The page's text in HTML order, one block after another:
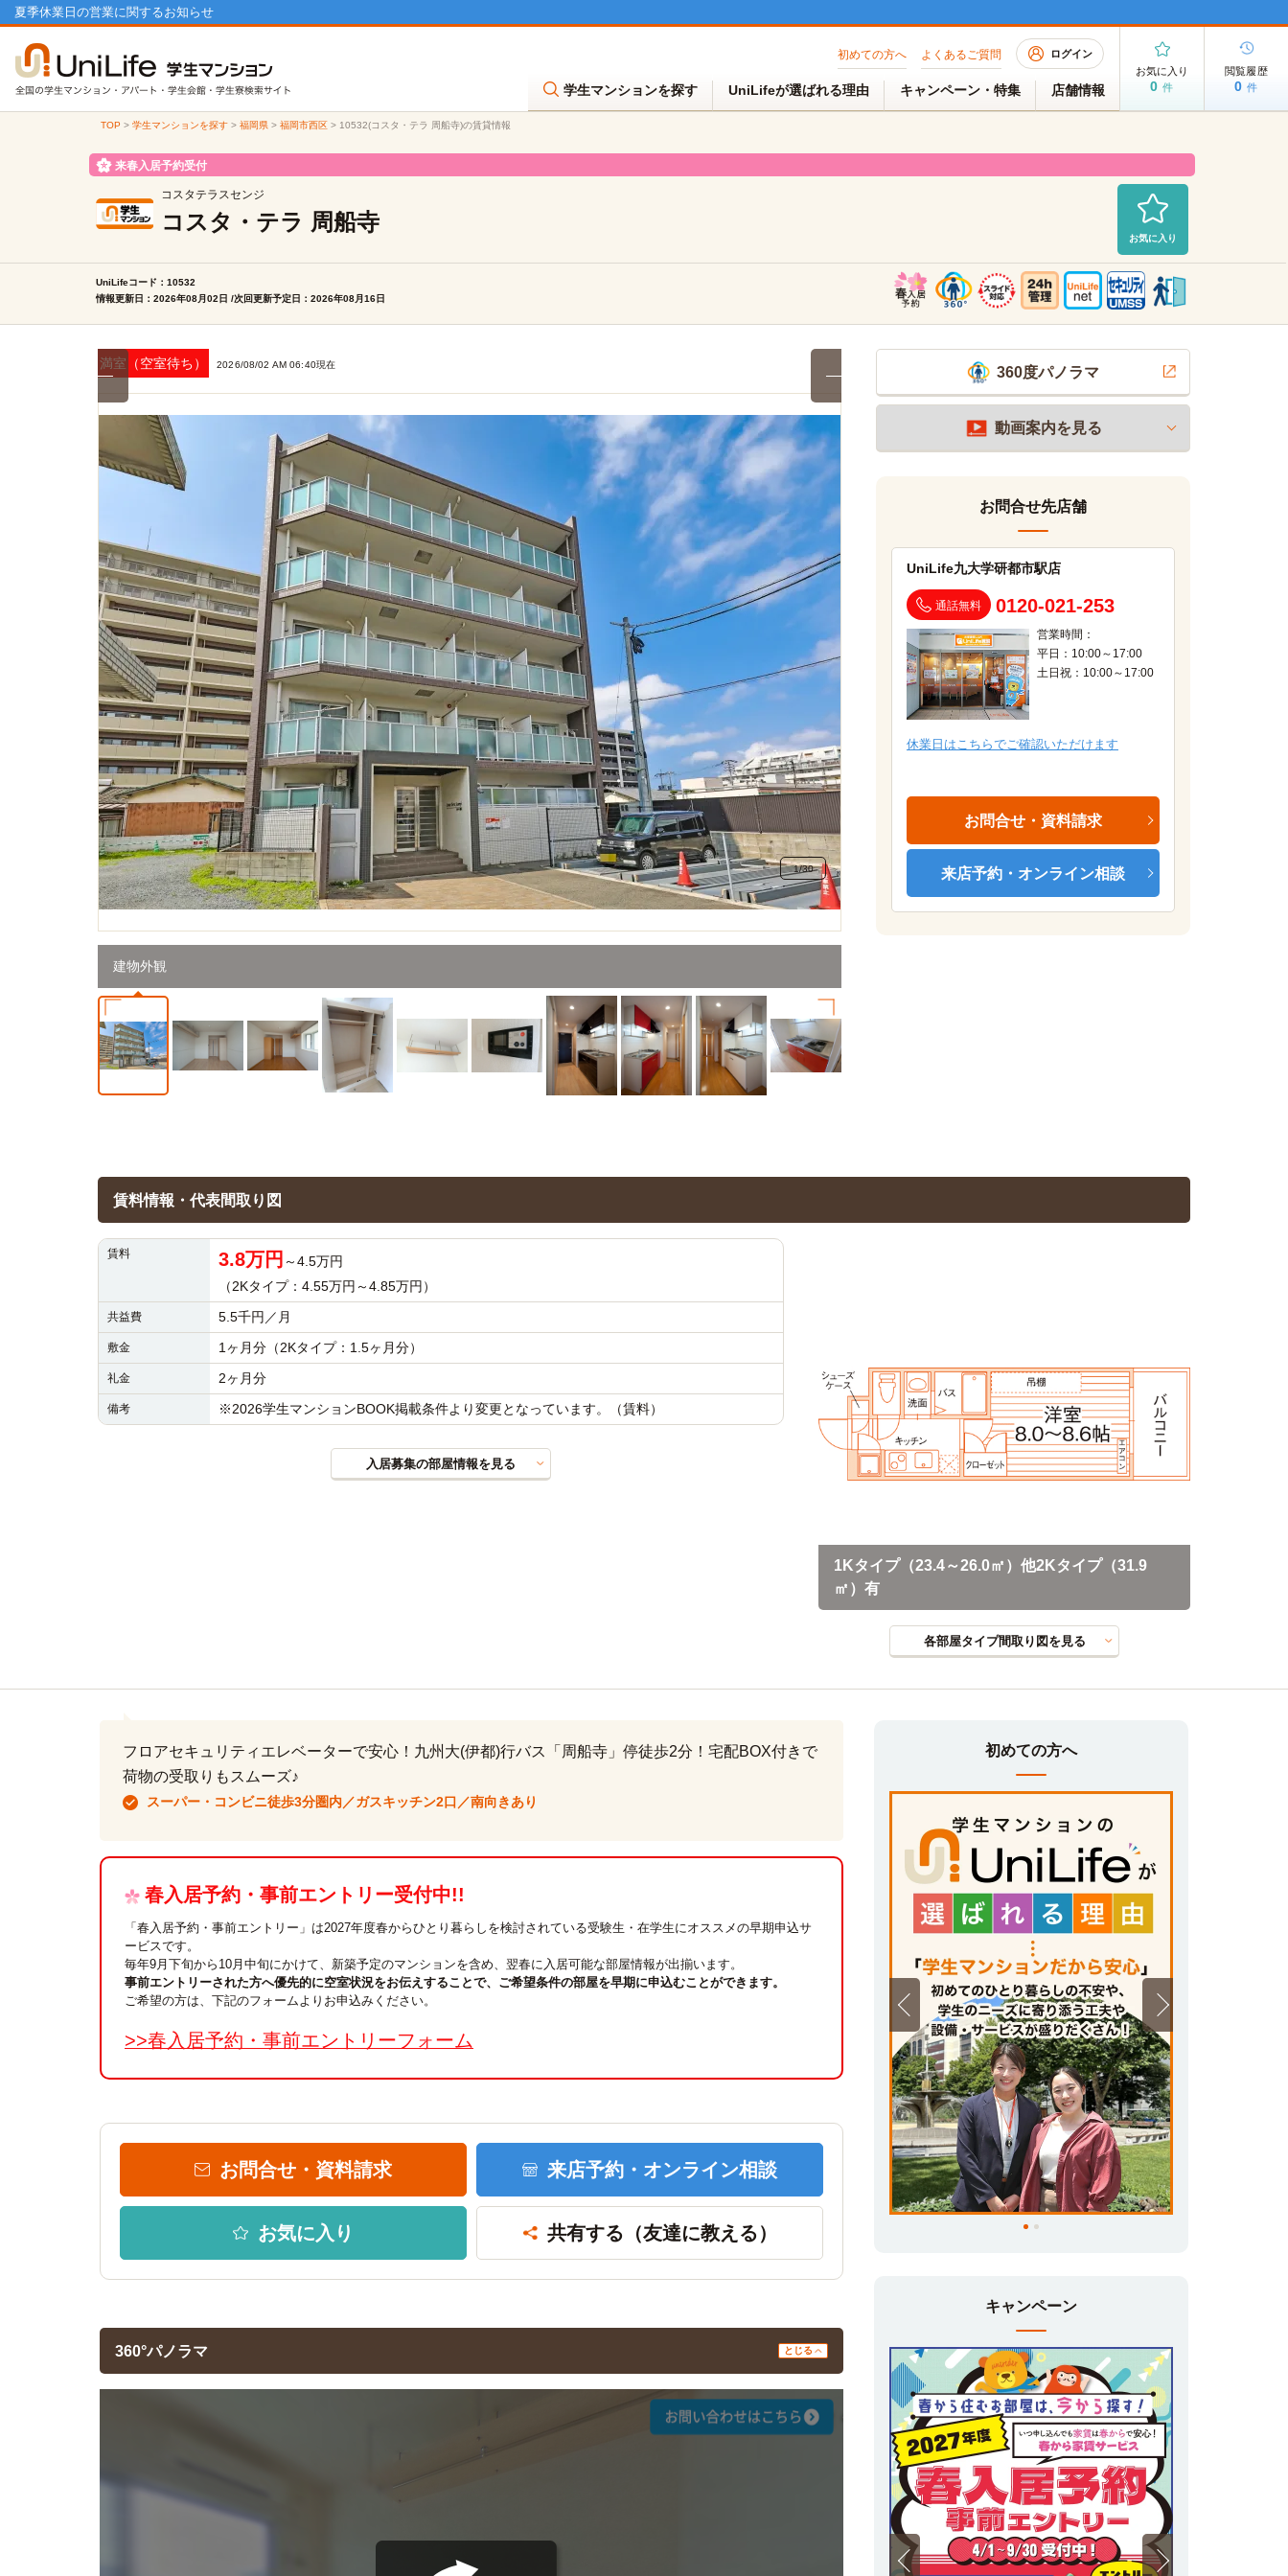
夏季休業日の営業に関するお知らせ
初めての方へ よくあるご質問 ログイン
学生マンションを探す UniLifeが選ばれる理由 キャンペーン・特集 店舗情報
お気に入り
0 件
閲覧履歴
0 件
TOP > 学生マンションを探す> 福岡県> 福岡市西区> 10532(コスタ・テラ 周船寺)の賃貸情報
来春入居予約受付
コスタテラスセンジ
コスタ・テラ 周船寺
お気に入り
UniLifeコード：10532
情報更新日：2026年08月02日 /次回更新予定日：2026年08月16日
満室（空室待ち） 2026/08/02 AM 06:40現在
建物外観
2026/08/02 AM 06:40現在
1/30
360度パノラマ
動画案内を見る
お問合せ先店舗
UniLife九大学研都市駅店
通話無料 0120-021-253
営業時間：
平日：10:00～17:00
土日祝：10:00～17:00
休業日はこちらでご確認いただけます
お問合せ・資料請求
来店予約・オンライン相談
賃料情報・代表間取り図
賃料 3.8万円 ～4.5万円
（2Kタイプ：4.55万円～4.85万円）
共益費 5.5千円／月
敷金 1ヶ月分（2Kタイプ：1.5ヶ月分）
礼金 2ヶ月分
備考 ※2026学生マンションBOOK掲載条件より変更となっています。（賃料）
入居募集の部屋情報を見る
1Kタイプ（23.4～26.0㎡）他2Kタイプ（31.9
㎡）有
各部屋タイプ間取り図を見る
フロアセキュリティエレベーターで安心！九州大(伊都)行バス「周船寺」停徒歩2分！宅配BOX付きで
荷物の受取りもスムーズ♪
スーパー・コンビニ徒歩3分圏内／ガスキッチン2口／南向きあり
春入居予約・事前エントリー受付中!!
「春入居予約・事前エントリー」は2027年度春からひとり暮らしを検討されている受験生・在学生にオススメの早期申込サ
ービスです。
毎年9月下旬から10月中旬にかけて、新築予定のマンションを含め、翌春に入居可能な部屋情報が出揃います。
事前エントリーされた方へ優先的に空室状況をお伝えすることで、ご希望条件の部屋を早期に申込むことができます。
ご希望の方は、下記のフォームよりお申込みください。
>>春入居予約・事前エントリーフォーム
お問合せ・資料請求 来店予約・ オンライン相談
お気に入り 共有する （友達に教える）
360°パノラマ とじる
初めての方へ
キャンペーン